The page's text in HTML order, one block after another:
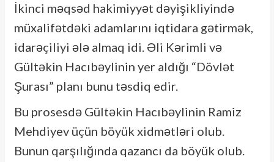
İkinci məqsəd hakimiyyət dəyişikliyində
müxalifətdəki adamlarını iqtidara gətirmək,
idarəçiliyi ələ almaq idi. Əli Kərimli və
Gültəkin Hacıbəylinin yer aldığı “Dövlət
Şurası” planı bunu təsdiq edir.
Bu prosesdə Gültəkin Hacıbəylinin Ramiz
Mehdiyev üçün böyük xidmətləri olub.
Bunun qarşılığında qazancı da böyük olub.